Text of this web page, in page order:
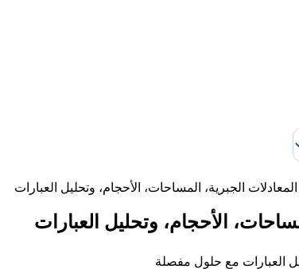
المعادلات الجبرية، المساحات، الأحجام، وتحليل العبارات
الأحجام، وتحليل العبارات